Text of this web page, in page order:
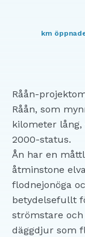
km
Råån-
Råån, som
kilometer
2000-status.
Ån har en
åtminstone
flodnejonöga
betydelsefullt
strömstare
däggdjur som